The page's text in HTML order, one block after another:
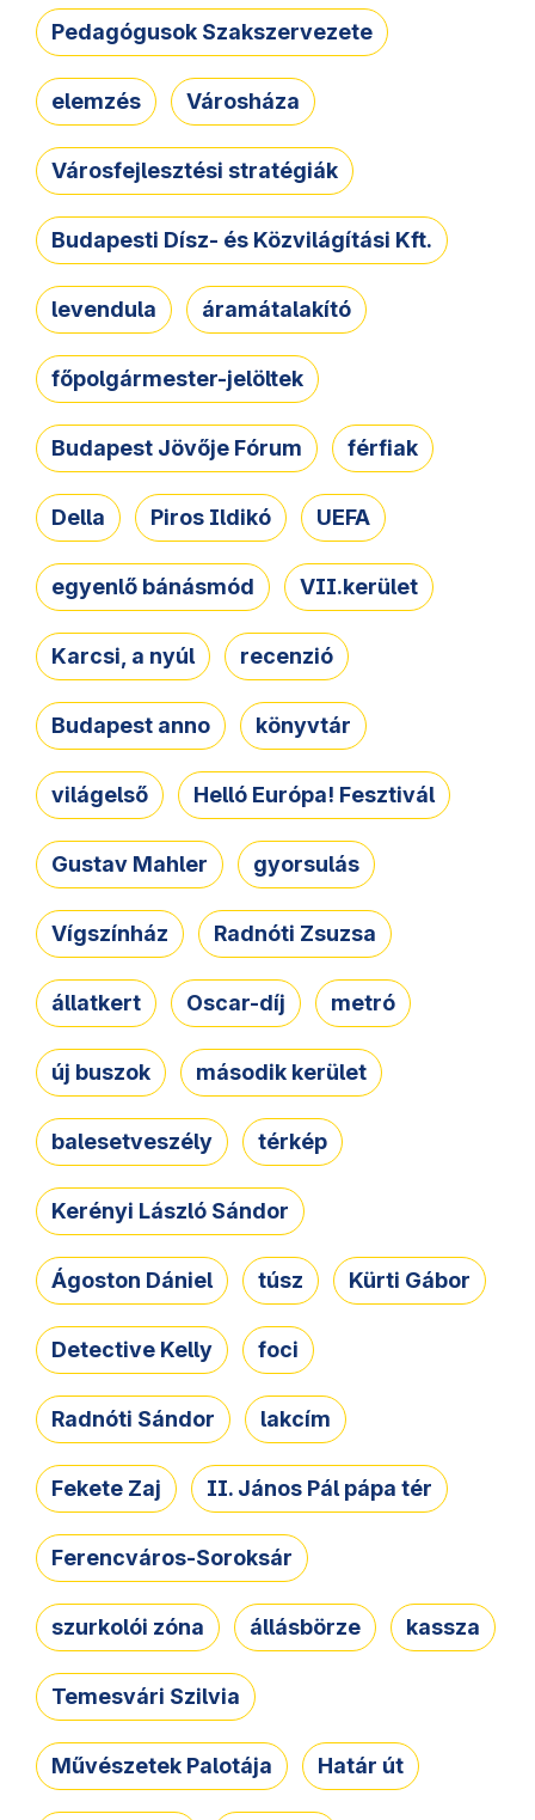
Pedagógusok Szakszervezete
elemzés Városháza
Városfejlesztési stratégiák
Budapesti Dísz- és Közvilágítási Kft.
levendula áramátalakító
főpolgármester-jelöltek
Budapest Jövője Fórum férfiak
Della Piros Ildikó UEFA
egyenlő bánásmód VII.kerület
Karcsi, a nyúl recenzió
Budapest anno könyvtár
világelső Helló Európa! Fesztivál
Gustav Mahler gyorsulás
Vígszínház Radnóti Zsuzsa
állatkert Oscar-díj metró
új buszok második kerület
balesetveszély térkép
Kerényi László Sándor
Ágoston Dániel túsz Kürti Gábor
Detective Kelly foci
Radnóti Sándor lakcím
Fekete Zaj II. János Pál pápa tér
Ferencváros-Soroksár
szurkolói zóna állásbörze kassza
Temesvári Szilvia
Művészetek Palotája Határ út